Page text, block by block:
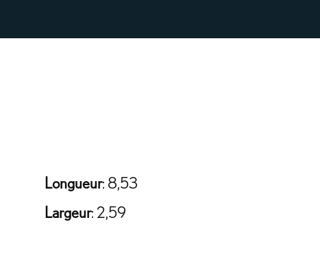
Longueur: 8,53
Largeur: 2,59